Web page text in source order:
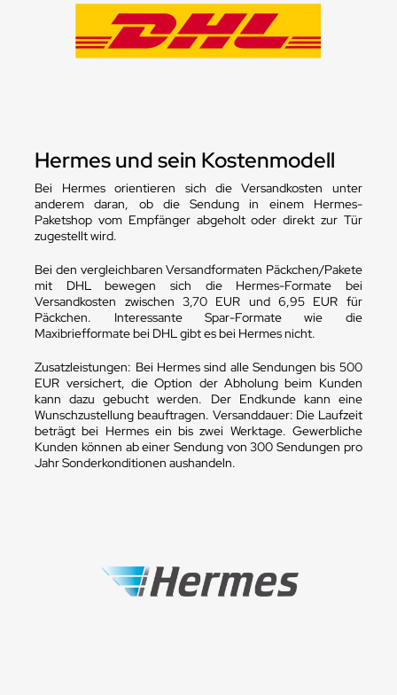
Hermes und sein Kostenmodell
Bei Hermes orientieren sich die Versandkosten unter
anderem daran, ob die Sendung in einem Hermes-
Paketshop vom Empfänger abgeholt oder direkt zur Tür
zugestellt wird.
Bei den vergleichbaren Versandformaten Päckchen/Pakete
mit DHL bewegen sich die Hermes-Formate bei
Versandkosten zwischen 3,70 EUR und 6,95 EUR für
Päckchen. Interessante Spar-Formate wie die
Maxibriefformate bei DHL gibt es bei Hermes nicht.
Zusatzleistungen: Bei Hermes sind alle Sendungen bis 500
EUR versichert, die Option der Abholung beim Kunden
kann dazu gebucht werden. Der Endkunde kann eine
Wunschzustellung beauftragen. Versanddauer: Die Laufzeit
beträgt bei Hermes ein bis zwei Werktage. Gewerbliche
Kunden können ab einer Sendung von 300 Sendungen pro
Jahr Sonderkonditionen aushandeln.